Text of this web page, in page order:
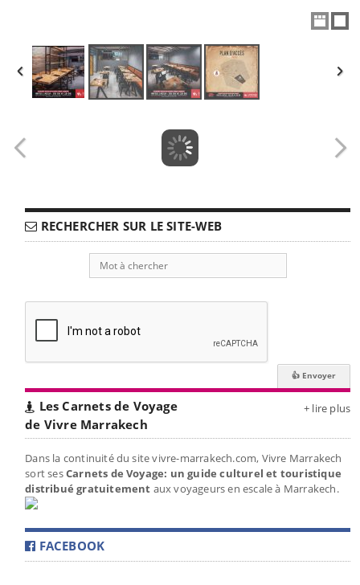
RECHERCHER SUR LE SITE-WEB
Les Carnets de Voyage
de Vivre Marrakech
+ lire plus
Dans la continuité du site vivre-marrakech.com, Vivre Marrakech
sort sesCarnets de Voyage: un guide culturel et touristique
distribué gratuitement aux voyageurs en escale à Marrakech.
FACEBOOK